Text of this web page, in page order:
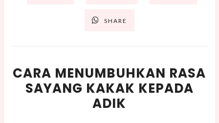
SHARE
CARA MENUMBUHKAN RASA
SAYANG KAKAK KEPADA
ADIK